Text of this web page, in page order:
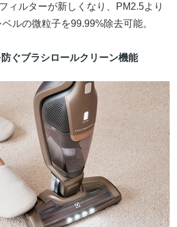
ィルターが新しくなり、PM2.5より
ルの微粒子を99.99%除去可能。
ぐブラシロールクリーン機能